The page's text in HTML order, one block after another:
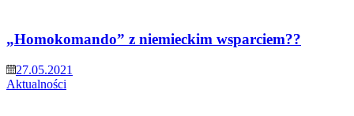
„Homokomando” z niemieckim wsparciem??
27.05.2021
Aktualności